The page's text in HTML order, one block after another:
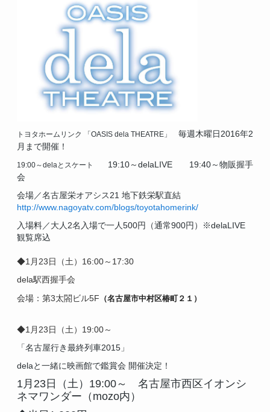
トヨタホームリンク 「OASIS dela THEATRE」 毎週木曜日2016年2
月まで開催！
19:00～delaとスケート 19:10～delaLIVE 19:40～物販握手
会
会場／名古屋栄オアシス21 地下鉄栄駅直結
http://www.nagoyatv.com/blogs/toyotahomerink/
入場料／大人2名入場で一人500円（通常900円）※delaLIVE
観覧席込
◆1月23日（土）16:00～17:30
dela駅西握手会
会場：第3太閤ビル5F （名古屋市中村区椿町２１）
◆1月23日（土）19:00～
「名古屋行き最終列車2015」
delaと一緒に映画館で鑑賞会 開催決定！
1月23日（土）19:00～ 名古屋市西区イオンシ
ネマワンダー（mozo内）